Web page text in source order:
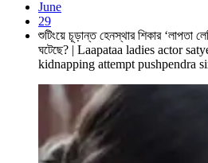
June
29
শুটিংয়ে চূড়ান্ত হেনস্থার শিকার ‘লাপতা
ঘটেছে? | Laapataa ladies actor
kidnapping attempt pushpendra